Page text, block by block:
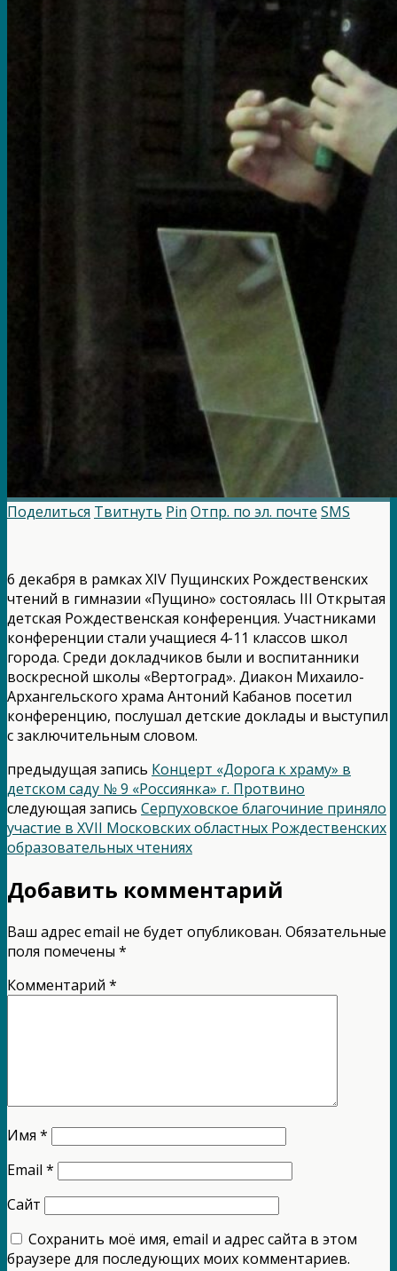
Поделиться Твитнуть Pin Отпр. по эл. почте SMS
6 декабря в рамках XIV Пущинских Рождественских
чтений в гимназии «Пущино» состоялась III Открытая
детская Рождественская конференция. Участниками
конференции стали учащиеся 4-11 классов школ
города. Среди докладчиков были и воспитанники
воскресной школы «Вертоград». Диакон Михаило-
Архангельского храма Антоний Кабанов посетил
конференцию, послушал детские доклады и выступил
с заключительным словом.
предыдущая запись Концерт «Дорога к храму» в
детском саду № 9 «Россиянка» г. Протвино
следующая запись Серпуховское благочиние приняло
участие в XVII Московских областных Рождественских
образовательных чтениях
Добавить комментарий
Ваш адрес email не будет опубликован. Обязательные
поля помечены *
Комментарий *
Имя *
Email *
Сайт
Сохранить моё имя, email и адрес сайта в этом
браузере для последующих моих комментариев.